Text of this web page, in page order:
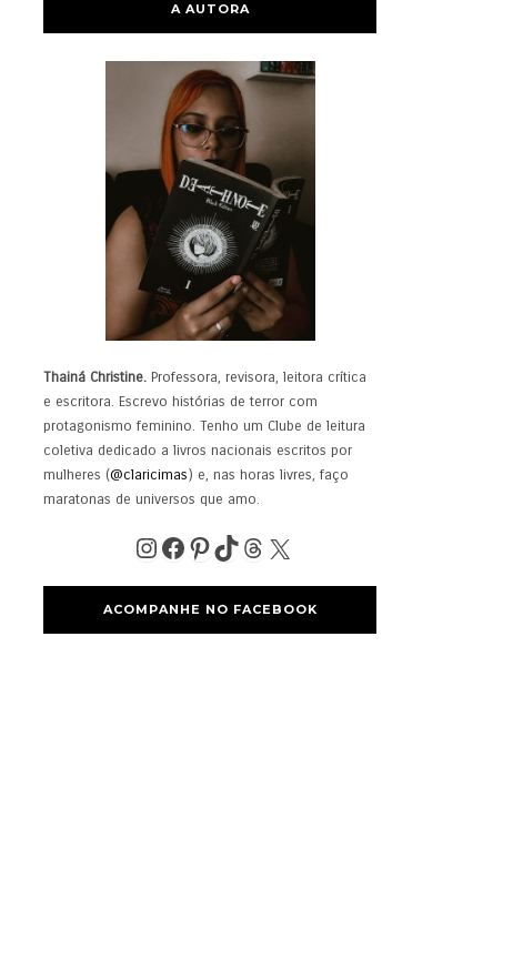
A AUTORA
Thainá Christine. Professora, revisora, leitora crítica
e escritora. Escrevo histórias de terror com
protagonismo feminino. Tenho um Clube de leitura
coletiva dedicado a livros nacionais escritos por
mulheres (@claricimas) e, nas horas livres, faço
maratonas de universos que amo.
ACOMPANHE NO FACEBOOK